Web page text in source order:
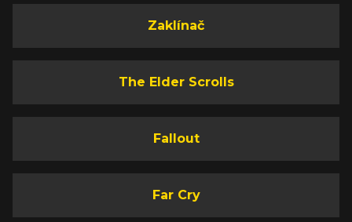
Zaklínač
The Elder Scrolls
Fallout
Far Cry